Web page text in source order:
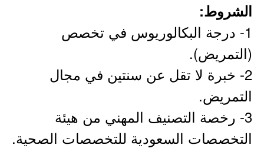
الشروط:
1- درجة البكالوريوس في تخصص
(التمريض).
2- خبرة لا تقل عن سنتين في مجال
التمريض.
3- رخصة التصنيف المهني من هيئة
التخصصات السعودية للتخصصات الصحية.